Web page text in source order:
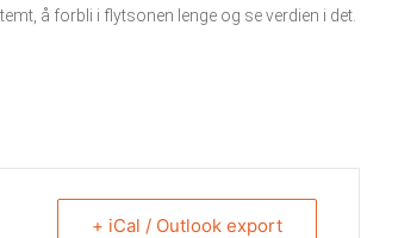
å forbli i flytsonen lenge og se verdien i det.
+ iCal / Outlook export